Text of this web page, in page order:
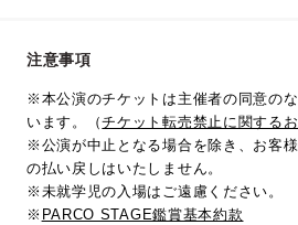
注意事項
※本公演のチケットは主催者の同意の
います。（チケット転売禁止に関する
※公演が中止となる場合を除き、お客
の払い戻しはいたしません。
※未就学児の入場はご遠慮ください。
※ PARCO STAGE鑑賞基本約款